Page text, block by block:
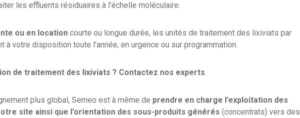
les effluents résiduaires à l’échelle moléculaire.
ou en location courte ou longue durée, les unités de traitement des lixiviats par
à votre disposition toute l’année, en urgence ou sur programmation.
de traitement des lixiviats ? Contactez nos experts
plus global, Semeo est à même de prendre en charge l’exploitation des
site ainsi que l’orientation des sous-produits générés (concentrats) vers des